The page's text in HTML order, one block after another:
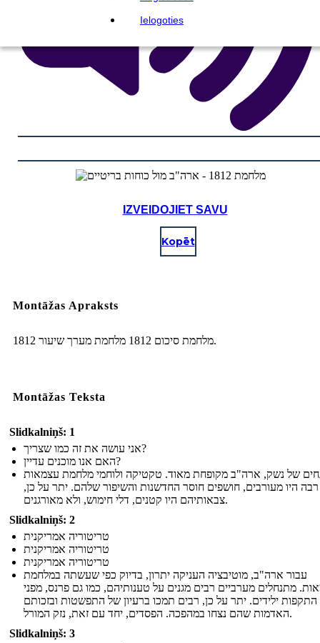
Ielogoties
IZVEIDOJIET SAVU
Kopēt
Montāžas Apraksts
מלחמת סיכום 1812 מלחמת מערך שיעור 1812.
Montāžas Teksta
Slidkalniņš: 1
אני עושה את זה כמו שצריך?
האם אנו מוכנים עדיין?
של נשק, ארה"ב מקופחת מאוד. טקטיקה ולוחמי מלחמת עצמאות
רבה היו מעורבים, חושפים חוסר החדשנות והשיפור שלהם. יתר על כן,
צבאותיהם היו קטנים, דלי חימוש, ולא מאורגנים.
Slidkalniņš: 2
טריטוריה אמריקנית
טריטוריה אמריקנית
טריטוריה אמריקנית
עבור ארה"ב, מוטיבציה העניקה יתרון, בדיוק כפי שעשתה במלחמת
מתנחלים מערביים רבים מגנים על טענותיהם, כמו גם פרנס, מפני
התקפות ילידים. יתר על כן, רבים תמכו ברעיון של התפשטות ובזכותם
האדמות שהם נצחו במהפכה. הפסדים, יחד עם זאת, נזק המורל.
Slidkalniņš: 3